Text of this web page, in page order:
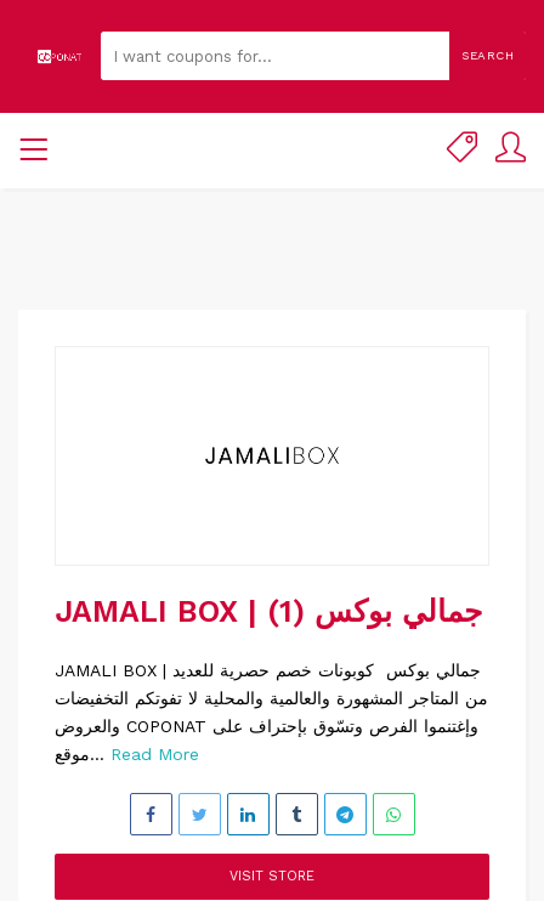
SEARCH
JAMALI BOX | جمالي بوكس (1)
JAMALI BOX | جمالي بوكس كوبونات خصم حصرية للعديد
من المتاجر المشهورة والعالمية والمحلية لا تفوتكم التخفيضات
والعروض COPONAT وإغتنموا الفرص وتسّوق بإحتراف على
موقع... Read More
VISIT STORE